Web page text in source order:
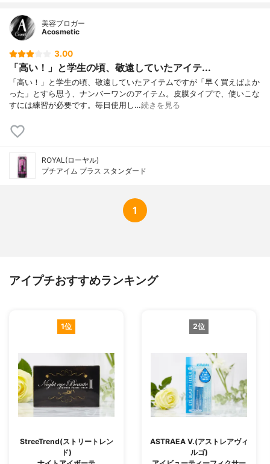
美容ブロガー
Acosmetic
3.00
「高い！」と学生の頃、敬遠していたアイテ...
「高い！」と学生の頃、敬遠していたアイテムですが「早く買えばよか
った」とすら思う、ナンバーワンのアイテム。皮膜タイプで、使いこな
すには練習が必要です。毎日使用し…続きを見る
ROYAL(ローヤル)
プチアイム プラス スタンダード
1
アイプチおすすめランキング
1位
StreeTrend(ストリートレン
ド)
2位
ASTRAEA V.(アストレアヴィ
ルゴ)